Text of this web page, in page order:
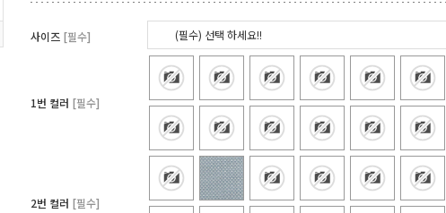
사이즈 [필수] (필수) 선택 하세요!!
1번 컬러 [필수]
2번 컬러 [필수]